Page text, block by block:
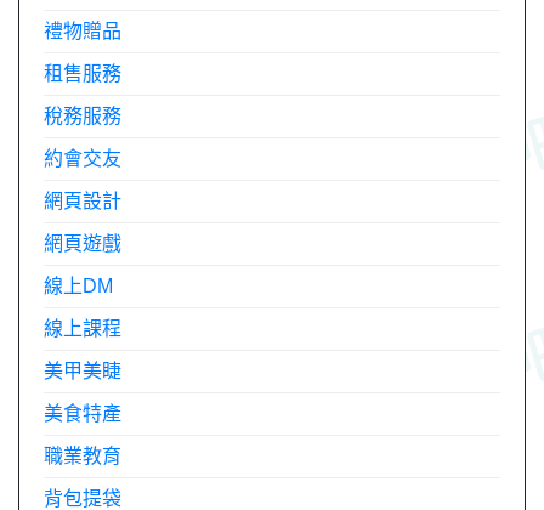
禮物贈品
租售服務
稅務服務
約會交友
網頁設計
網頁遊戲
線上DM
線上課程
美甲美睫
美食特產
職業教育
背包提袋